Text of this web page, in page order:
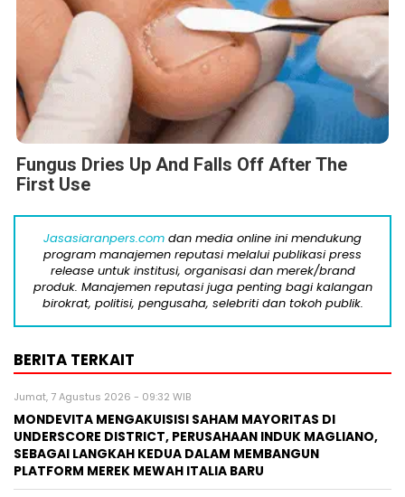
Fungus Dries Up And Falls Off After The
First Use
Jasasiaranpers.com dan media online ini mendukung
program manajemen reputasi melalui publikasi press
release untuk institusi, organisasi dan merek/brand
produk. Manajemen reputasi juga penting bagi kalangan
birokrat, politisi, pengusaha, selebriti dan tokoh publik.
BERITA TERKAIT
Jumat, 7 Agustus 2026 - 09:32 WIB
MONDEVITA MENGAKUISISI SAHAM MAYORITAS DI
UNDERSCORE DISTRICT, PERUSAHAAN INDUK MAGLIANO,
SEBAGAI LANGKAH KEDUA DALAM MEMBANGUN
PLATFORM MEREK MEWAH ITALIA BARU